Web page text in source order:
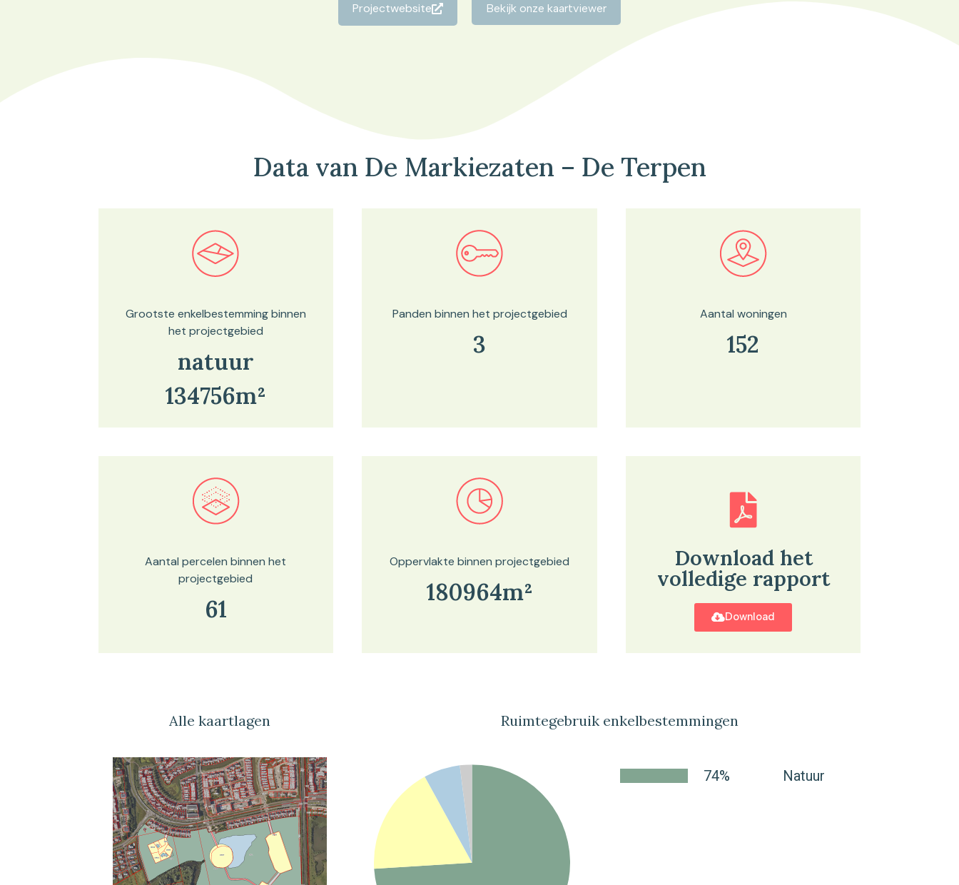
Projectwebsite Bekijk onze kaartviewer
Data van De Markiezaten – De Terpen
Bekijk in onze kaartviewer
Grootste enkelbestemming binnen
het projectgebied
natuur
134756m²
Bekijk in onze kaartviewer
Panden binnen het projectgebied
3
Bekijk in onze kaartviewer
Aantal woningen
152
Bekijk in onze kaartviewer
Aantal percelen binnen het
projectgebied
61
Bekijk in onze kaartviewer
Oppervlakte binnen projectgebied
180964m²
Download het
volledige rapport
Download
Alle kaartlagen Ruimtegebruik enkelbestemmingen
74% Natuur